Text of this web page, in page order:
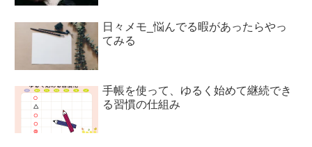
日々メモ_悩んでる暇があったらやっ
てみる
手帳を使って、ゆるく始めて継続でき
る習慣の仕組み